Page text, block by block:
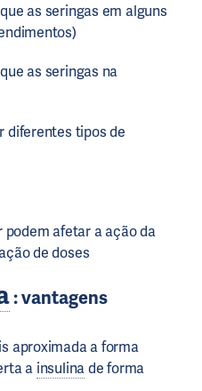
as seringas em alguns
as seringas na
diferentes tipos de
podem afetar a ação da
de doses
: vantagens
aproximada a forma
a insulinade forma